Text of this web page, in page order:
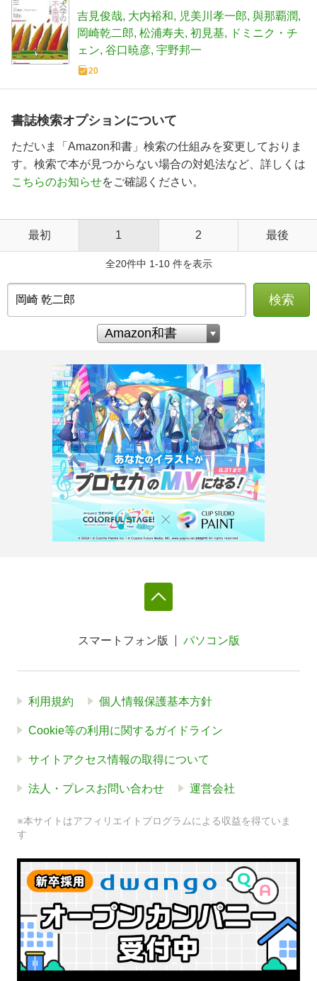
吉見俊哉 大内裕和 児美川孝一郎 與那覇潤
岡崎乾二郎 松浦寿夫 初見基
ドミニク・チ
ェン 谷口暁彦 宇野邦一
20
書誌検索オプションについて
ただいま「Amazon和書」検索の仕組みを変更しておりま
す。検索で本が見つからない場合の対処法など、詳しくは
こちらのお知らせをご確認ください。
最初 1 2 最後
全20件中 1-10 件を表示
検索
スマートフォン版 パソコン版
利用規約 個人情報保護基本方針
Cookie等の利用に関するガイドライン
サイトアクセス情報の取得について
法人・プレスお問い合わせ 運営会社
※本サイトはアフィリエイトプログラムによる収益を得ていま
す